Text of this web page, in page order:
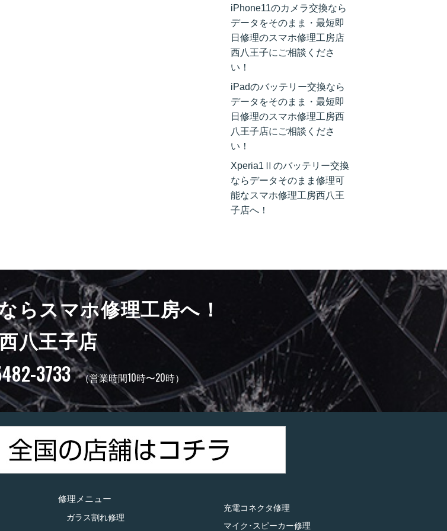
iPhone11のカメラ交換なら
データをそのまま・最短即
日修理のスマホ修理工房店
西八王子にご相談くださ
い！
iPadのバッテリー交換なら
データをそのまま・最短即
日修理のスマホ修理工房西
八王子店にご相談くださ
い！
Xperia1Ⅱのバッテリー交換
ならデータそのまま修理可
能なスマホ修理工房西八王
子店へ！
らスマホ修理工房へ！
八王子店
3733 （営業時間10時〜20時）
修理メニュー
ガラス割れ修理
充電コネクタ修理
マイク･スピーカー修理